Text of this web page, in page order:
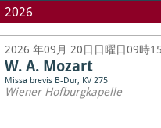
2026
2026 年09月 20日日曜日09時
W. A. Mozart
Missa brevis B-Dur, KV 275
Wiener Hofburgkapelle